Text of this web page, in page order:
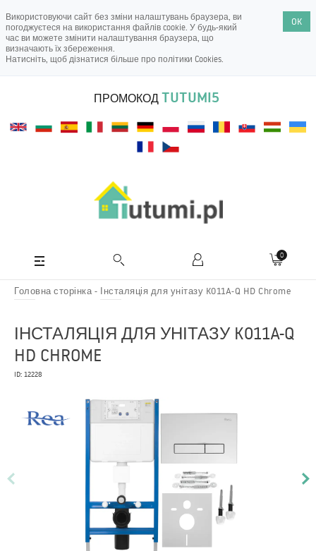
Використовуючи сайт без зміни налаштувань браузера, ви
погоджуєтеся на використання файлів cookie. У будь-який
час ви можете змінити налаштування браузера, що
визначають їх збереження.
Натисніть, щоб дізнатися більше про політики Cookies.
OK
ПРОМОКОД TUTUMI5
0
Головна сторінка Інсталяція для унітазу K011A-Q HD Chrome
ІНСТАЛЯЦІЯ ДЛЯ УНІТАЗУ K011A-Q
HD CHROME
ID: 12228